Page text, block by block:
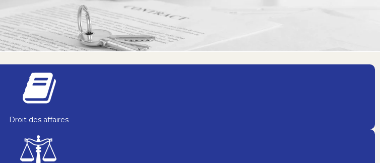
Droit des affaires